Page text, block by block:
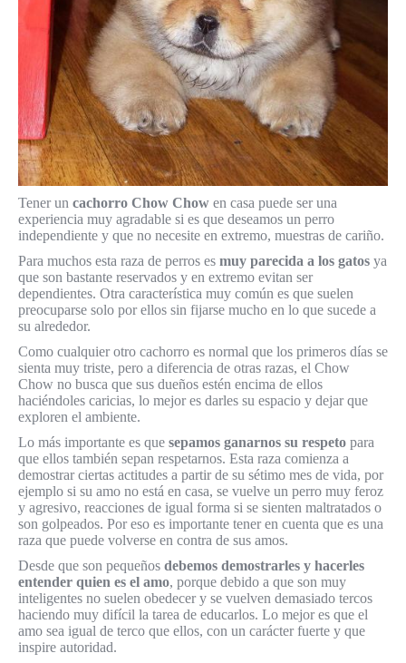
Tener un cachorro Chow Chow en casa puede ser una
experiencia muy agradable si es que deseamos un perro
independiente y que no necesite en extremo, muestras de cariño.
Para muchos esta raza de perros es muy parecida a los gatos ya
que son bastante reservados y en extremo evitan ser
dependientes. Otra característica muy común es que suelen
preocuparse solo por ellos sin fijarse mucho en lo que sucede a
su alrededor.
Como cualquier otro cachorro es normal que los primeros días se
sienta muy triste, pero a diferencia de otras razas, el Chow
Chow no busca que sus dueños estén encima de ellos
haciéndoles caricias, lo mejor es darles su espacio y dejar que
exploren el ambiente.
Lo más importante es que sepamos ganarnos su respeto para
que ellos también sepan respetarnos. Esta raza comienza a
demostrar ciertas actitudes a partir de su sétimo mes de vida, por
ejemplo si su amo no está en casa, se vuelve un perro muy feroz
y agresivo, reacciones de igual forma si se sienten maltratados o
son golpeados. Por eso es importante tener en cuenta que es una
raza que puede volverse en contra de sus amos.
Desde que son pequeños debemos demostrarles y hacerles
entender quien es el amo, porque debido a que son muy
inteligentes no suelen obedecer y se vuelven demasiado tercos
haciendo muy difícil la tarea de educarlos. Lo mejor es que el
amo sea igual de terco que ellos, con un carácter fuerte y que
inspire autoridad.